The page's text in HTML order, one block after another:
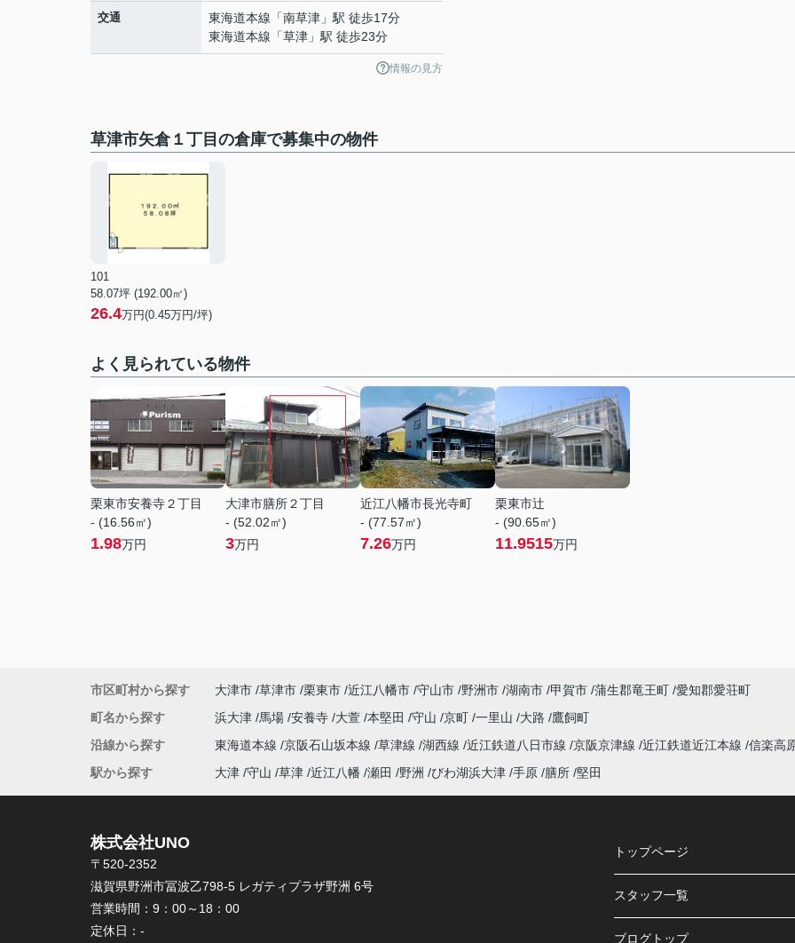
交通 東海道本線 「南草津 」駅 徒歩17分
東海道本線 「草津 」駅 徒歩23分
情報の見方
草津市矢倉１丁目の倉庫で募集中の物件
101
58.07坪 (192.00㎡)
26.4万円(0.45万円/坪)
よく見られている物件
栗東市安養寺２丁目
- (16.56㎡)
1.98万円
大津市膳所２丁目
- (52.02㎡)
3万円
近江八幡市長光寺町
- (77.57㎡)
7.26万円
栗東市辻
- (90.65㎡)
11.9515万円
市区町村から探す 大津市 草津市 栗東市 近江八幡市 守山市 野洲市 湖南市 甲賀市 蒲生郡竜王町 愛知郡愛荘町
町名から探す
浜大津 馬場 安養寺 大萱 本堅田 守山 京町 一里山 大路
鷹飼町
沿線から探す
東海道本線 京阪石山坂本線 草津線 湖西線 近江鉄道八日市線 京阪京津線 近江鉄道近江本線 信楽高
駅から探す
大津 守山 草津 近江八幡 瀬田 野洲 びわ湖浜大津 手原 膳所 堅田
株式会社UNO
〒520-2352
滋賀県野洲市冨波乙798-5 レガティプラザ野洲 6号
営業時間： 9：00～18：00
定休日： -
トップページ
スタッフ一覧
ブログトップ